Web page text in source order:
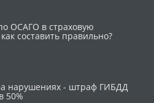
ОСАГО в страховую
составить правильно?
нарушениях - штраф ГИБДД
50%